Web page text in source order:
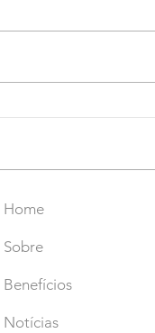
Home
Sobre
Benefícios
Notícias